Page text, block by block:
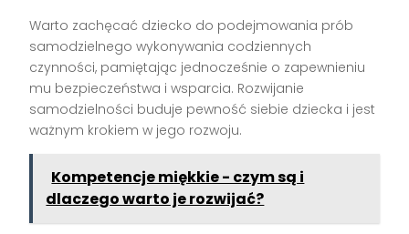
Warto zachęcać dziecko do podejmowania prób
samodzielnego wykonywania codziennych
czynności, pamiętając jednocześnie o zapewnieniu
mu bezpieczeństwa i wsparcia. Rozwijanie
samodzielności buduje pewność siebie dziecka i jest
ważnym krokiem w jego rozwoju.
Kompetencje miękkie - czym są i
dlaczego warto je rozwijać?